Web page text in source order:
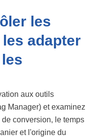
les
adapter
aux outils
Manager) et examinez
conversion, le temps
et l'origine du